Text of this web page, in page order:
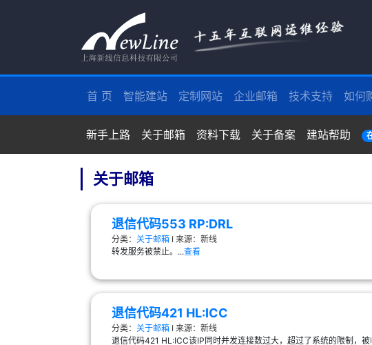
首 页 智能建站 定制网站 企业邮箱 技术支持 如何
新手上路 关于邮箱 资料下载 关于备案 建站帮助
关于邮箱
退信代码553 RP:DRL
分类： 关于邮箱 Ι 来源：新线
转发服务被禁止。...查看
退信代码421 HL:ICC
分类： 关于邮箱 Ι 来源：新线
退信代码421 HL:ICC该IP同时并发连接数过大，超过了系统的限制，